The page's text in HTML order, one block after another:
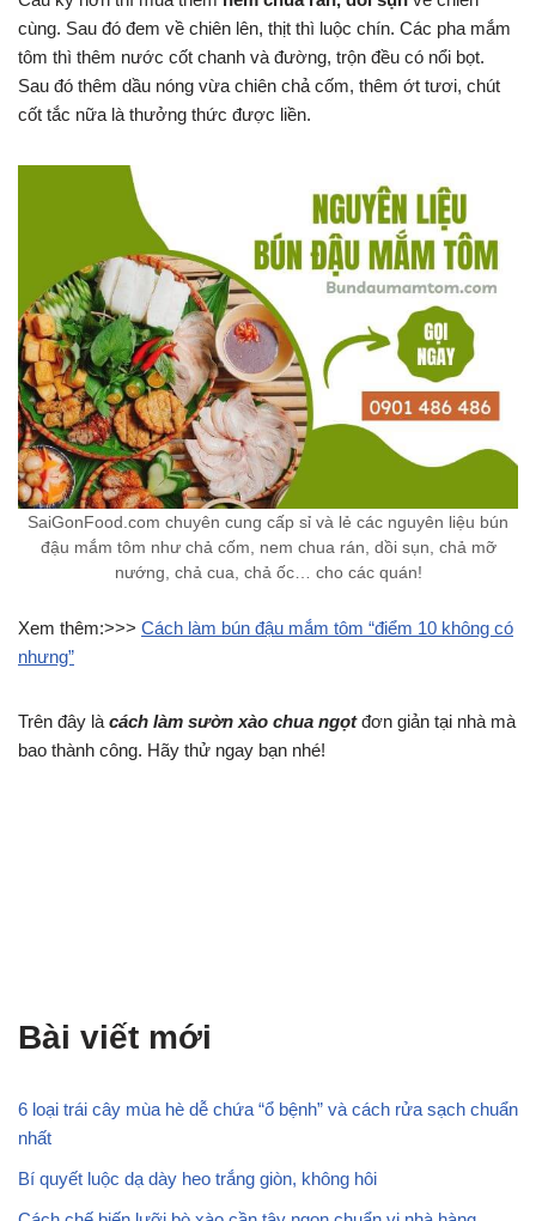
cùng. Sau đó đem về chiên lên, thịt thì luộc chín. Các pha mắm
tôm thì thêm nước cốt chanh và đường, trộn đều có nổi bọt.
Sau đó thêm dầu nóng vừa chiên chả cốm, thêm ớt tươi, chút
cốt tắc nữa là thưởng thức được liền.
SaiGonFood.com chuyên cung cấp sỉ và lẻ các nguyên liệu bún
đậu mắm tôm như chả cốm, nem chua rán, dồi sụn, chả mỡ
nướng, chả cua, chả ốc… cho các quán!
Xem thêm:>>> Cách làm bún đậu mắm tôm “điểm 10 không có
nhưng”
Trên đây là cách làm sườn xào chua ngọtđơn giản tại nhà mà
bao thành công. Hãy thử ngay bạn nhé!
Bài viết mới
6 loại trái cây mùa hè dễ chứa “ổ bệnh” và cách rửa sạch chuẩn
nhất
Bí quyết luộc dạ dày heo trắng giòn, không hôi